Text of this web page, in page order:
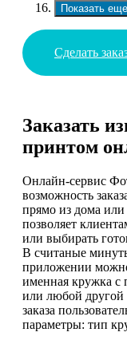
Показать еще
Сделать
Заказать
принтом
Онлайн-сервис
возможность
прямо из дома
позволяет
или выбирать
В считаные
приложении
именная кружка с
или любой другой
заказа
параметры: тип